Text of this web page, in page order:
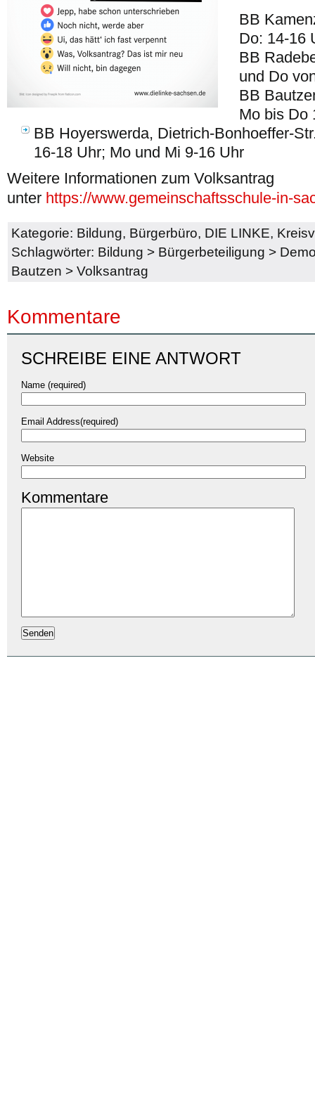
BB
Do: 14-16
BB
und Do
BB
Mo bis Do
BB Hoyerswerda, Dietrich-Bonhoeffer-
16-18 Uhr; Mo und Mi 9-16 Uhr
Weitere Informationen zum Volksantrag
unter https://www.gemeinschaftsschule-in-
Kategorie: Bildung, Bürgerbüro, DIE LINKE,
Schlagwörter: Bildung > Bürgerbeteiligung >
Bautzen > Volksantrag
Kommentare
SCHREIBE EINE ANTWORT
Name (required)
Email Address(required)
Website
Kommentare